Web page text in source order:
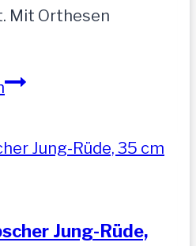
Mit Orthesen
Sandu
gesucht
Jung-Rüde,